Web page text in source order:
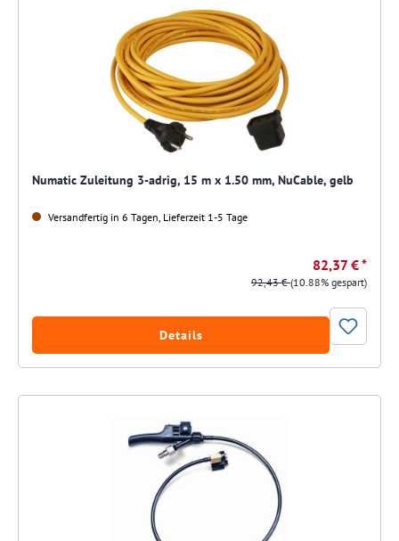
Numatic Zuleitung 3-adrig, 15 m x 1.50 mm, NuCable, gelb
Versandfertig in 6 Tagen, Lieferzeit 1-5 Tage
82,37 € *
92,43 €(10.88% gespart)
Details